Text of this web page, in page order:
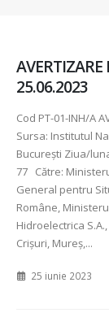
25.06.2023
Cod PT-01-INH/A
Sursa: Institutul
București Ziua/
77 Către:
General pentru
Române,
Hidroelectrica
Crişuri, Mureș,...
25 iunie 2023